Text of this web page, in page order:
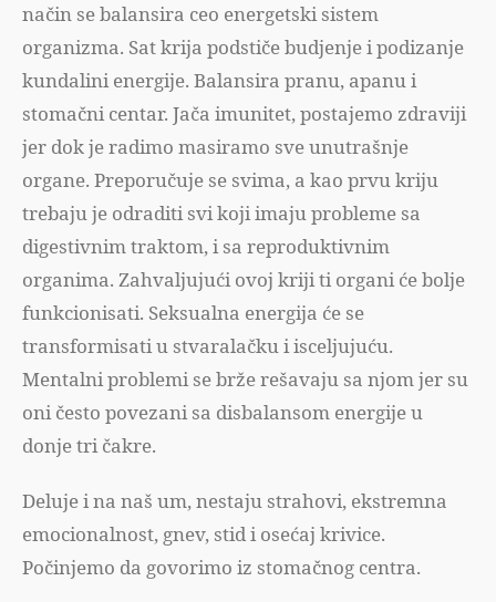
način se balansira ceo energetski sistem
organizma. Sat krija podstiče budjenje i podizanje
kundalini energije. Balansira pranu, apanu i
stomačni centar. Jača imunitet, postajemo zdraviji
jer dok je radimo masiramo sve unutrašnje
organe. Preporučuje se svima, a kao prvu kriju
trebaju je odraditi svi koji imaju probleme sa
digestivnim traktom, i sa reproduktivnim
organima. Zahvaljujući ovoj kriji ti organi će bolje
funkcionisati. Seksualna energija će se
transformisati u stvaralačku i isceljujuću.
Mentalni problemi se brže rešavaju sa njom jer su
oni često povezani sa disbalansom energije u
donje tri čakre.
Deluje i na naš um, nestaju strahovi, ekstremna
emocionalnost, gnev, stid i osećaj krivice.
Počinjemo da govorimo iz stomačnog centra.